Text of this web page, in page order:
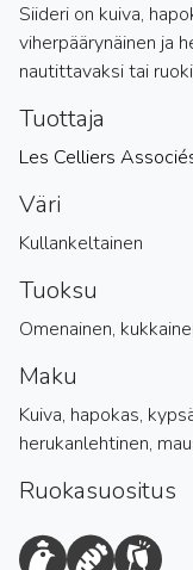
Siideri on kuiva,
viherpäärynäinen ja
nautittavaksi tai
Tuottaja
Les Celliers
Väri
Kullankeltainen
Tuoksu
Omenainen,
Maku
Kuiva, hapokas,
herukanlehtinen,
Ruokasuositus